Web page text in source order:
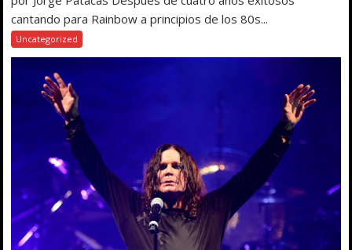
cantando para Rainbow a principios de los 80s...
Uncategorized